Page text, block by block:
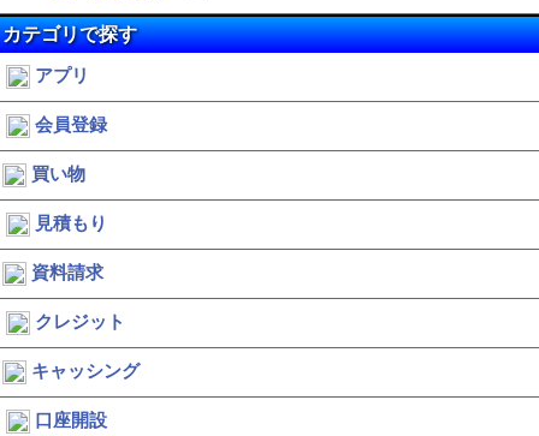
カテゴリで探す
アプリ
会員登録
買い物
見積もり
資料請求
クレジット
キャッシング
口座開設